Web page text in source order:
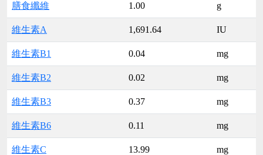
膳食纖維 1.00 g
維生素A 1,691.64 IU
維生素B1 0.04 mg
維生素B2 0.02 mg
維生素B3 0.37 mg
維生素B6 0.11 mg
維生素C 13.99 mg